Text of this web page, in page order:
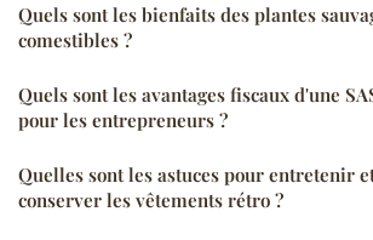
Quels sont les bienfaits des plantes
comestibles ?
Quels sont les avantages fiscaux d'une
pour les entrepreneurs ?
Quelles sont les astuces pour entretenir
conserver les vêtements rétro ?